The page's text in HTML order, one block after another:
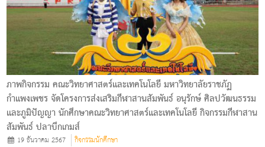
ภาพกิจกรรม คณะวิทยาศาสตร์และเทคโนโลยี มหาวิทยาลัยราชภัฏ
กำแพงเพชร จัดโครงการส่งเสริมกีฬาสานสัมพันธ์ อนุรักษ์ ศิลปวัฒนธรรม
และภูมิปัญญา นักศึกษาคณะวิทยาศาสตร์และเทคโนโลยี กิจกรรมกีฬาสาน
สัมพันธ์ ปลาบึกเกมส์
19 ธันวาคม 2567 กิจกรรมนักศึกษา